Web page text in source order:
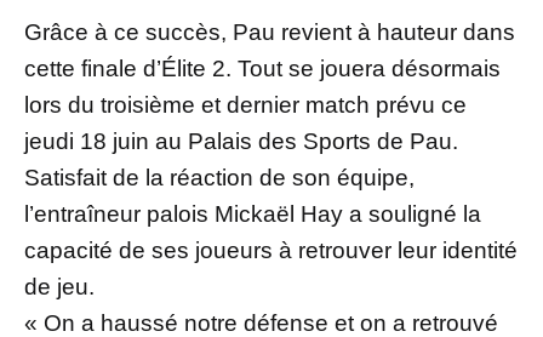
Grâce à ce succès, Pau revient à hauteur dans
cette finale d’Élite 2. Tout se jouera désormais
lors du troisième et dernier match prévu ce
jeudi 18 juin au Palais des Sports de Pau.
Satisfait de la réaction de son équipe,
l’entraîneur palois Mickaël Hay a souligné la
capacité de ses joueurs à retrouver leur identité
de jeu.
« On a haussé notre défense et on a retrouvé